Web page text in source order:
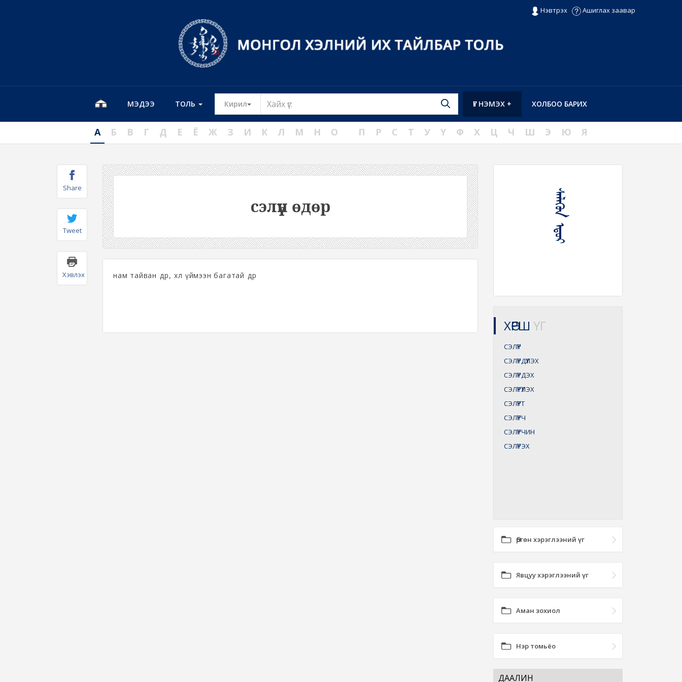
Нэвтрэх Ашиглах заавар
МЭДЭЭ ТОЛЬ Кирил Toggle Dropdown ХОЛБОО БАРИХ
ҮГ НЭМЭХ +
А Б В Г Д Е Ё Ж З И К Л М Н О П Р С Т У Ү Ф Х Ц Ч Ш Э Ю Я
Share
Tweet
Хэвлэх
сэлүүн өдөр
нам тайван өдөр, хөл үймээн багатай өдөр
ᠰᠡᠯᠡᠭᠦᠨ ᠡᠳᠦᠷ
ХӨРШ ҮГ
СЭЛҮҮР
СЭЛҮҮРДҮҮЛЭХ
СЭЛҮҮРДЭХ
СЭЛҮҮРҮҮЛЭХ
СЭЛҮҮРТ
СЭЛҮҮРЧ
СЭЛҮҮРЧИН
СЭЛҮҮРЭХ
Өргөн хэрэглээний үг
Явцуу хэрэглээний үг
Аман зохиол
Нэр томьёо
ДААЛИН